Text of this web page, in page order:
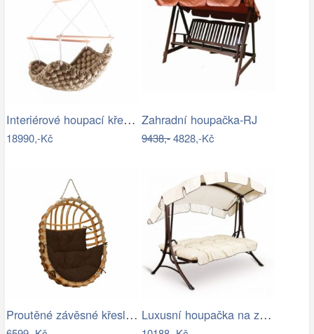
Interiérové houpací křeslo Swingy In…
18990,-Kč
Zahradní houpačka-RJ
9438,-4828,-Kč
Proutěné závěsné křeslo Lena, přírodní… Luxusní houpačka na zahradu - VGD